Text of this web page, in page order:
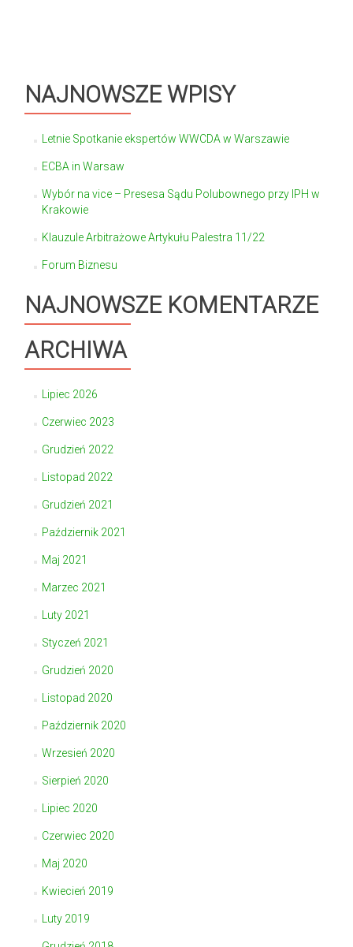
NAJNOWSZE WPISY
Letnie Spotkanie ekspertów WWCDA w Warszawie
ECBA in Warsaw
Wybór na vice – Presesa Sądu Polubownego przy IPH w
Krakowie
Klauzule Arbitrażowe Artykułu Palestra 11/22
Forum Biznesu
NAJNOWSZE KOMENTARZE
ARCHIWA
Lipiec 2026
Czerwiec 2023
Grudzień 2022
Listopad 2022
Grudzień 2021
Październik 2021
Maj 2021
Marzec 2021
Luty 2021
Styczeń 2021
Grudzień 2020
Listopad 2020
Październik 2020
Wrzesień 2020
Sierpień 2020
Lipiec 2020
Czerwiec 2020
Maj 2020
Kwiecień 2019
Luty 2019